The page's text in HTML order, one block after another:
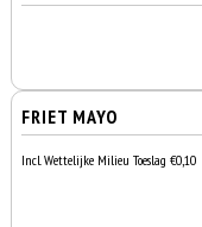
FRIET MAYO
Incl. Wettelijke Milieu Toeslag €0,10